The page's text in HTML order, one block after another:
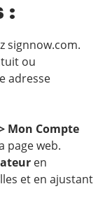
:
signnow.com.
ou
adresse
Mon Compte
page web.
en
et en ajustant